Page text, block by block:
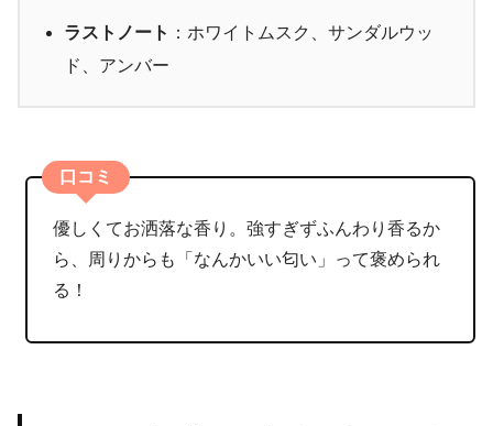
ラストノート ：ホワイトムスク、サンダルウッ
ド、アンバー
口コミ
優しくてお洒落な香り。強すぎずふんわり香るか
ら、周りからも「なんかいい匂い」って褒められ
る！